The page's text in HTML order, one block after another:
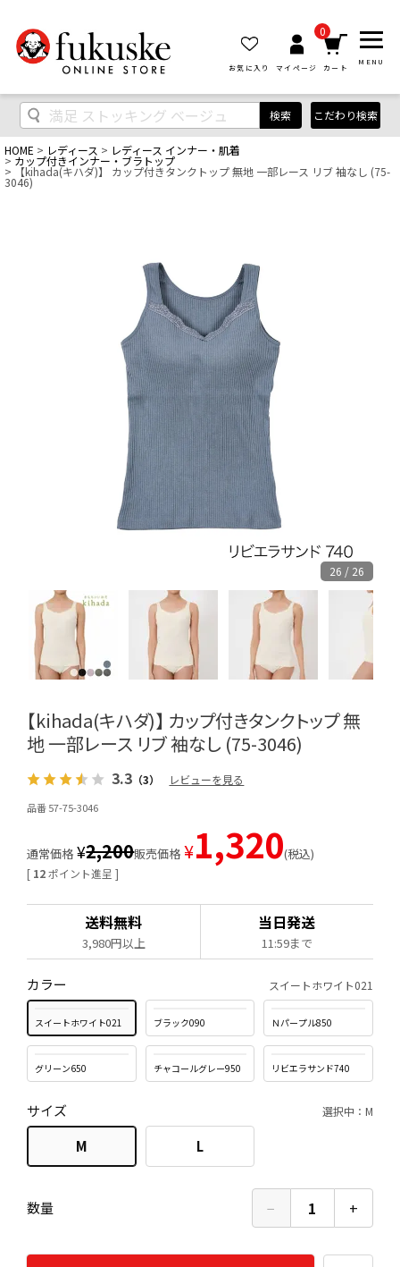
お気に入り マイページ
0
カート
MENU
検索 こだわり検索
HOME レディース レディース インナー・肌着
カップ付きインナー・ブラトップ
【kihada(キハダ)】 カップ付きタンクトップ 無地 一部レース リブ 袖なし (75-
3046)
26 / 26
【kihada(キハダ)】 カップ付きタンクトップ 無
地 一部レース リブ 袖なし (75-3046)
3.3 （3） レビューを見る
品番 57-75-3046
[ 12 ポイント進呈 ]
通常価格 ¥2,200販売価格 ¥1,320 税込
送料無料
3,980円以上
当日発送
11:59まで
カラー スイートホワイト021
スイートホワイト021 ブラック090 Ｎパープル850
グリーン650 チャコールグレー950 リビエラサンド740
サイズ 選択中：M
M L
数量 − 1 +